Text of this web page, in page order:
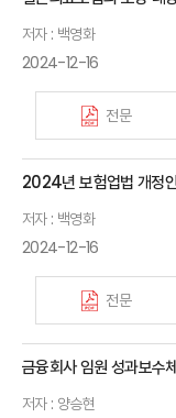
저자 : 백영화
2024-12-16
전문
2024년 보험업법 개정
저자 : 백영화
2024-12-16
전문
금융회사 임원 성과보수
저자 : 양승현